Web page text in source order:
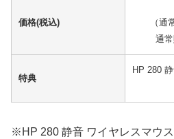
価格(税込)
（通
通
特典
HP 280
※HP 280 静音 ワイヤレスマウ